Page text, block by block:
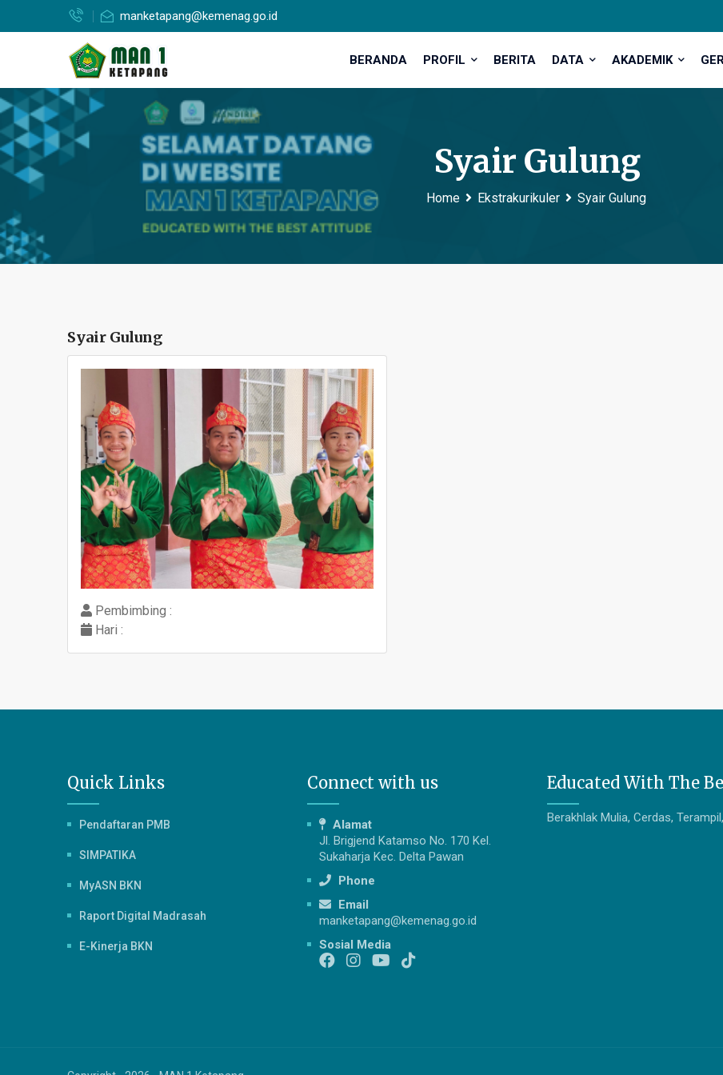
manketapang@kemenag.go.id
BERANDA PROFIL BERITA DATA AKADEMIK
Syair Gulung
Home Ekstrakurikuler Syair Gulung
Syair Gulung
Pembimbing :
Hari :
Quick Links
Pendaftaran PMB
SIMPATIKA
MyASN BKN
Raport Digital Madrasah
E-Kinerja BKN
Connect with us
Alamat
Jl. Brigjend Katamso No. 170 Kel.
Sukaharja Kec. Delta Pawan
Phone
Email
manketapang@kemenag.go.id
Sosial Media
Educated With The
Berakhlak Mulia, Cerdas,